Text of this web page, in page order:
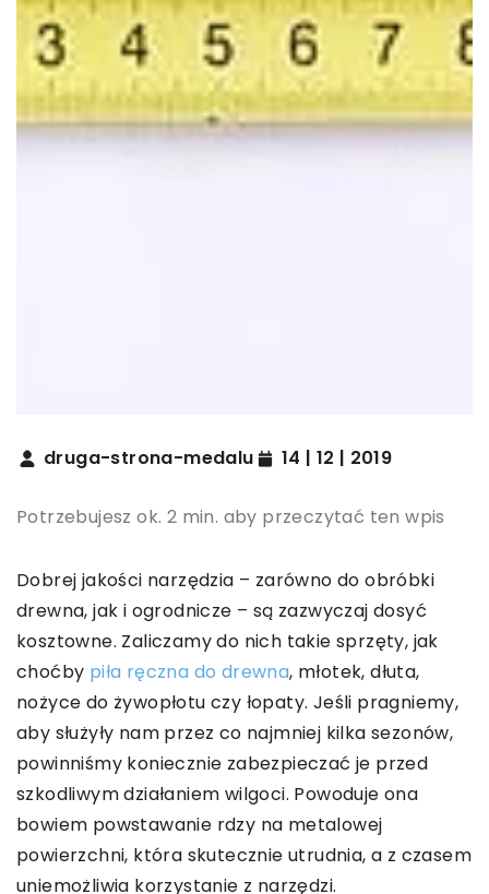
druga-strona-medalu 14 | 12 | 2019
Potrzebujesz ok. 2 min. aby przeczytać ten wpis
Dobrej jakości narzędzia – zarówno do obróbki
drewna, jak i ogrodnicze – są zazwyczaj dosyć
kosztowne. Zaliczamy do nich takie sprzęty, jak
choćby piła ręczna do drewna, młotek, dłuta,
nożyce do żywopłotu czy łopaty. Jeśli pragniemy,
aby służyły nam przez co najmniej kilka sezonów,
powinniśmy koniecznie zabezpieczać je przed
szkodliwym działaniem wilgoci. Powoduje ona
bowiem powstawanie rdzy na metalowej
powierzchni, która skutecznie utrudnia, a z czasem
uniemożliwia korzystanie z narzędzi.